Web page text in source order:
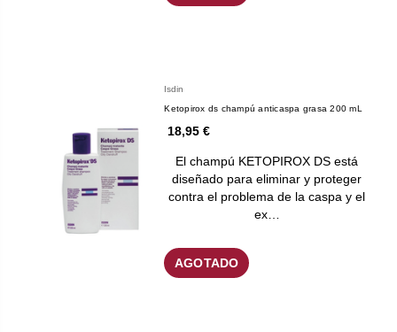
Isdin
Ketopirox ds champú anticaspa grasa 200 mL
18,95 €
El champú KETOPIROX DS está
diseñado para eliminar y proteger
contra el problema de la caspa y el
ex…
AGOTADO